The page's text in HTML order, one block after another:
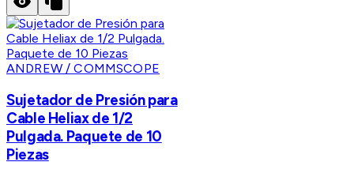
ANDREW / COMMSCOPE
Sujetador de Presión para
Cable Heliax de 1/2
Pulgada. Paquete de 10
Piezas